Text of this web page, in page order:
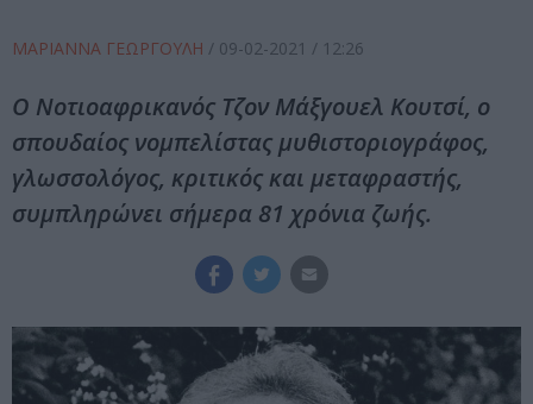
ΜΑΡΙΑΝΝΑ ΓΕΩΡΓΟΥΛΗ / 09-02-2021 / 12:26
Ο Νοτιοαφρικανός Τζον Μάξγουελ Κουτσί, ο
σπουδαίος νομπελίστας μυθιστοριογράφος,
γλωσσολόγος, κριτικός και μεταφραστής,
συμπληρώνει σήμερα 81 χρόνια ζωής.